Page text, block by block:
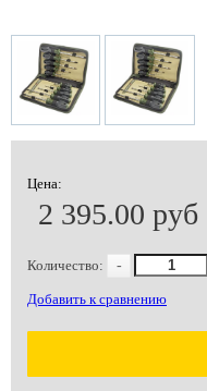
Цена:
2 395.00 руб
Количество: -
Добавить к сравнению